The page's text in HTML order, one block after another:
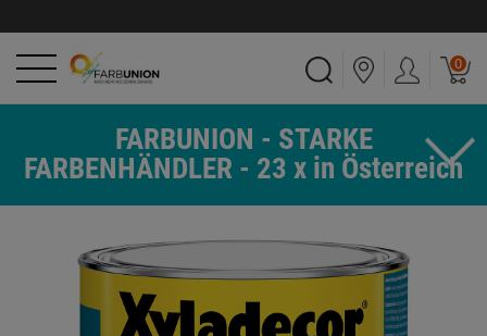
0
FARBUNION - STARKE
FARBENHÄNDLER - 23 x in Österreich